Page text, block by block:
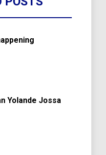
Yolande Jossa